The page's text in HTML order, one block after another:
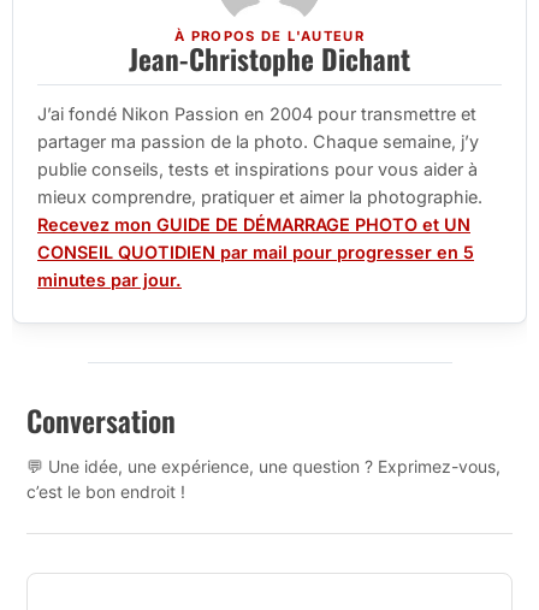
À PROPOS DE L'AUTEUR
Jean-Christophe Dichant
J’ai fondé Nikon Passion en 2004 pour transmettre et
partager ma passion de la photo. Chaque semaine, j’y
publie conseils, tests et inspirations pour vous aider à
mieux comprendre, pratiquer et aimer la photographie.
Recevez mon GUIDE DE DÉMARRAGE PHOTO et UN
CONSEIL QUOTIDIEN par mail pour progresser en 5
minutes par jour.
Conversation
💬 Une idée, une expérience, une question ? Exprimez-vous,
c’est le bon endroit !